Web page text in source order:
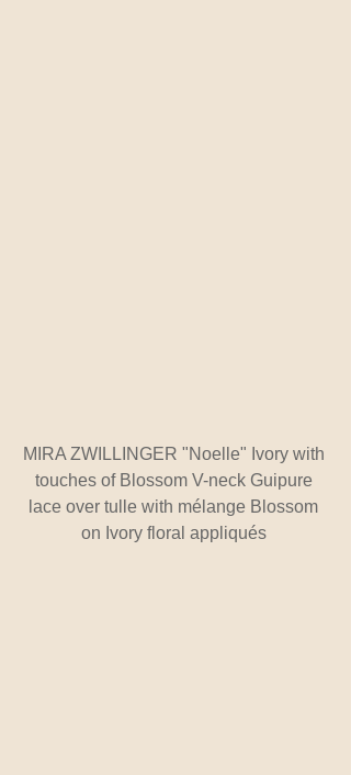
MIRA ZWILLINGER "Noelle" Ivory with
touches of Blossom V-neck Guipure
lace over tulle with mélange Blossom
on Ivory floral appliqués